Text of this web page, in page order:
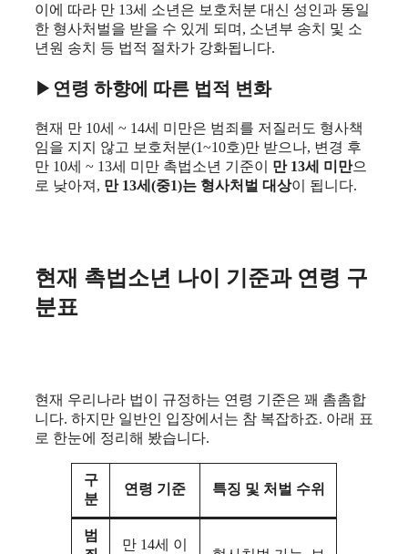
이에 따라 만 13세 소년은 보호처분 대신 성인과 동일
한 형사처벌을 받을 수 있게 되며, 소년부 송치 및 소
년원 송치 등 법적 절차가 강화됩니다.
▶ 연령 하향에 따른 법적 변화
현재 만 10세 ~ 14세 미만은 범죄를 저질러도 형사책
임을 지지 않고 보호처분(1~10호)만 받으나, 변경 후
만 10세 ~ 13세 미만 촉법소년 기준이 만 13세 미만으
로 낮아져, 만 13세(중1)는 형사처벌 대상이 됩니다.
현재 촉법소년 나이 기준과 연령 구
분표
현재 우리나라 법이 규정하는 연령 기준은 꽤 촘촘합
니다. 하지만 일반인 입장에서는 참 복잡하죠. 아래 표
로 한눈에 정리해 봤습니다.
구
분
연령 기준 특징 및 처벌 수위
범
만 14세 이